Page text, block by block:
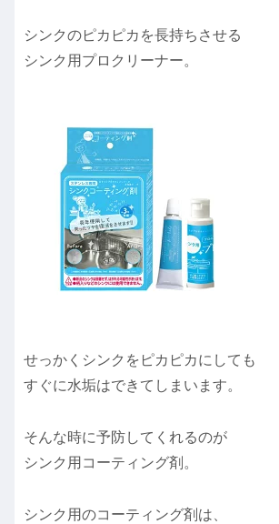
シンクのピカピカを長持ちさせる
シンク用プロクリーナー。
せっかくシンクをピカピカにしても
すぐに水垢はできてしまいます。
そんな時に予防してくれるのが
シンク用コーティング剤。
シンク用のコーティング剤は、